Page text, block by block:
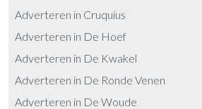
Adverteren in Cruquius
Adverteren in De Hoef
Adverteren in De Kwakel
Adverteren in De Ronde Venen
Adverteren in De Woude